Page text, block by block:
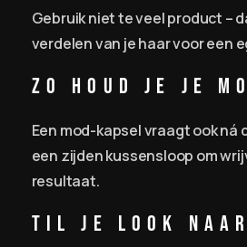
Gebruik niet te veel product –
verdelen van je haar voor een
Zo Houd je je
Een mod-kapsel vraagt ook
een zijden kussensloop om
resultaat.
Til je Look naar